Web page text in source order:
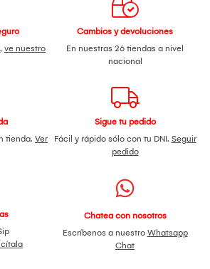
ve nuestro
Cambios y devoluciones
En nuestras 26 tiendas a nivel
nacional
tienda. Ver
Sigue tu pedido
Fácil y rápido sólo con tu DNI. Seguir
pedido
Chatea con nosotros
Escríbenos a nuestro Whatsapp
Chat